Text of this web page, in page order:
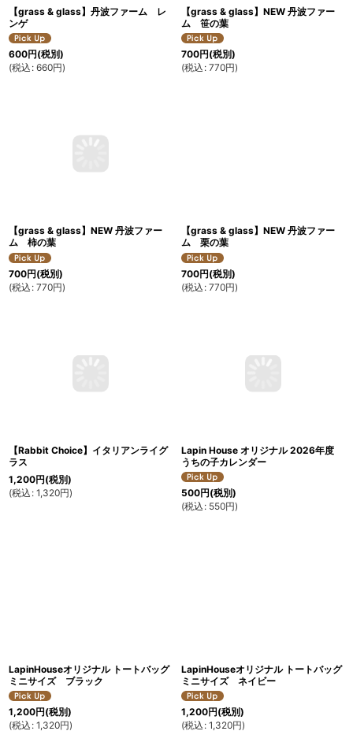
【grass & glass】丹波ファーム レ
ンゲ
600円(税別)
(税込 : 660円)
【grass & glass】NEW 丹波ファー
ム 笹の葉
700円(税別)
(税込 : 770円)
【grass & glass】NEW 丹波ファー
ム 柿の葉
700円(税別)
(税込 : 770円)
【grass & glass】NEW 丹波ファー
ム 栗の葉
700円(税別)
(税込 : 770円)
【Rabbit Choice】イタリアンライグ
ラス
1,200円(税別)
(税込 : 1,320円)
Lapin House オリジナル 2026年度
うちの子カレンダー
500円(税別)
(税込 : 550円)
LapinHouseオリジナル トートバッグ
ミニサイズ ブラック
1,200円(税別)
(税込 : 1,320円)
LapinHouseオリジナル トートバッグ
ミニサイズ ネイビー
1,200円(税別)
(税込 : 1,320円)